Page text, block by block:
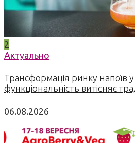
2
Актуально
Трансформація ринку напоїв у
функціональність витісняє
06.08.2026